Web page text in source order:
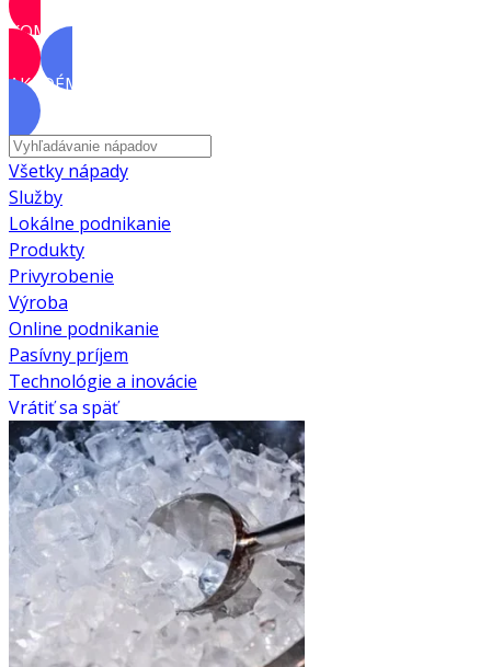
KOMUNITA
AKADÉMIA
Všetky nápady
Služby
Lokálne podnikanie
Produkty
Privyrobenie
Výroba
Online podnikanie
Pasívny príjem
Technológie a inovácie
Vrátiť sa späť